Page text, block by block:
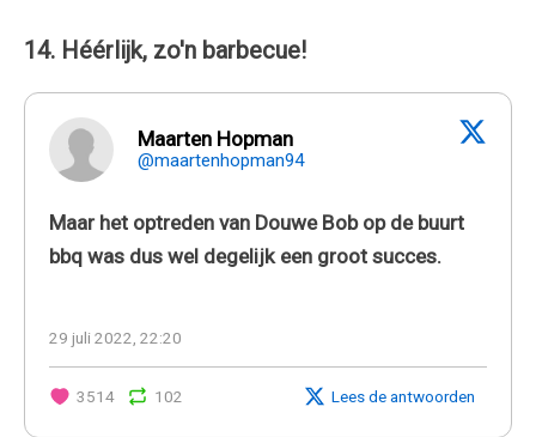
14. Héérlijk, zo'n barbecue!
Maarten Hopman
@maartenhopman94
Maar het optreden van Douwe Bob op de buurt
bbq was dus wel degelijk een groot succes.
29 juli 2022, 22:20
3514 102 Lees de antwoorden